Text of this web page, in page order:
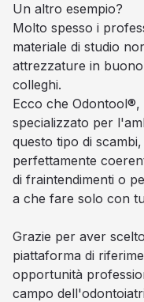
Un altro esempio?
Molto spesso i
materiale di studio
attrezzature in
colleghi.
Ecco che
specializzato per
questo tipo di
perfettamente
di fraintendimenti o
a che fare solo con
Grazie per aver
piattaforma di
opportunità
campo